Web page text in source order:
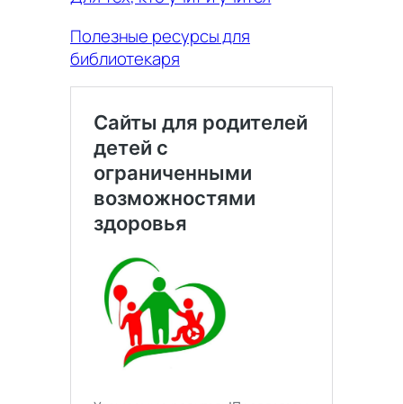
Полезные ресурсы для
библиотекаря